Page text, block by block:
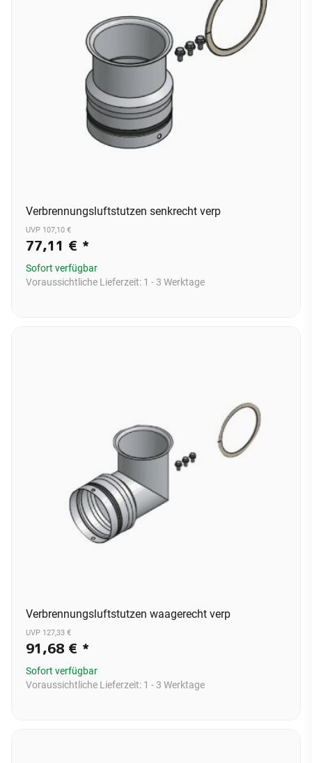
Verbrennungsluftstutzen senkrecht verp
UVP 107,10 €
77,11 € *
Sofort verfügbar
Voraussichtliche Lieferzeit: 1 - 3 Werktage
Verbrennungsluftstutzen waagerecht verp
UVP 127,33 €
91,68 € *
Sofort verfügbar
Voraussichtliche Lieferzeit: 1 - 3 Werktage